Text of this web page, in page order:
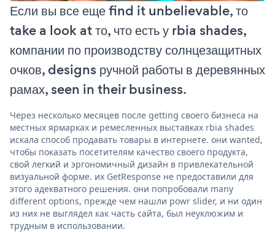
Если вы все еще find it unbelievable, то
take a look at то, что есть у rbia shades,
компании по производству солнцезащитных
очков, designs ручной работы в деревянных
рамах, seen in their business.
Через несколько месяцев после getting своего бизнеса на
местных ярмарках и ремесленных выставках rbia shades
искала способ продавать товары в интернете. они wanted,
чтобы показать посетителям качество своего продукта,
свой легкий и эргономичный дизайн в привлекательной
визуальной форме. их GetResponse не предоставили для
этого адекватного решения. они попробовали many
different options, прежде чем нашли powr slider, и ни один
из них не выглядел как часть сайта, был неуклюжим и
трудным в использовании.